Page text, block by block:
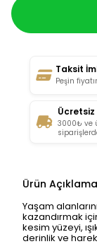
Taksit
Peşin
3000₺ ve
Ürün
Yaşam
kazandırmak
kesim yüzeyi,
derinlik ve